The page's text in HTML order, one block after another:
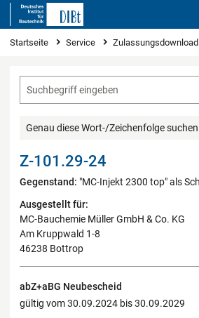
Sie sind hier
Startseite Service Zulassungsdownload
Genau diese Wort-/Zeichenfolge suchen
Z-101.29-24
Gegenstand: "MC-Injekt 2300 top" als
Ausgestellt für:
MC-Bauchemie Müller GmbH & Co. KG
Am Kruppwald 1-8
46238 Bottrop
abZ+aBG Neubescheid
gültig vom 30.09.2024 bis 30.09.2029